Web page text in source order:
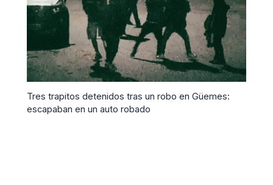
Tres trapitos detenidos tras un robo en Güemes:
escapaban en un auto robado